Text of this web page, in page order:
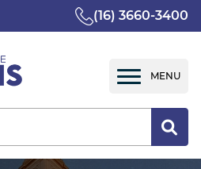
(16) 3660-3400